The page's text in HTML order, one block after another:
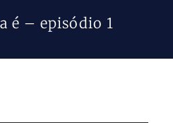
é – episódio 1